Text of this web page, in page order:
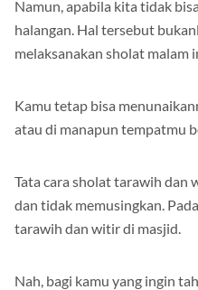
Namun, apabila kita tidak
halangan. Hal tersebut
melaksanakan sholat malam
Kamu tetap bisa
atau di manapun tempatmu
Tata cara sholat tarawih dan
dan tidak memusingkan.
tarawih dan witir di masjid.
Nah, bagi kamu yang ingin